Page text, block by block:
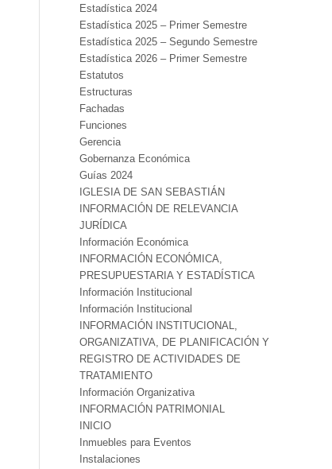
Estadística 2024
Estadística 2025 – Primer Semestre
Estadística 2025 – Segundo Semestre
Estadística 2026 – Primer Semestre
Estatutos
Estructuras
Fachadas
Funciones
Gerencia
Gobernanza Económica
Guías 2024
IGLESIA DE SAN SEBASTIÁN
INFORMACIÓN DE RELEVANCIA
JURÍDICA
Información Económica
INFORMACIÓN ECONÓMICA,
PRESUPUESTARIA Y ESTADÍSTICA
Información Institucional
Información Institucional
INFORMACIÓN INSTITUCIONAL,
ORGANIZATIVA, DE PLANIFICACIÓN Y
REGISTRO DE ACTIVIDADES DE
TRATAMIENTO
Información Organizativa
INFORMACIÓN PATRIMONIAL
INICIO
Inmuebles para Eventos
Instalaciones